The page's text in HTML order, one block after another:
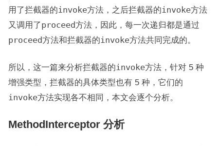
用了拦截器的invoke方法，之后拦截器的invoke方法
又调用了proceed方法，因此，每一次递归都是通过
proceed方法和拦截器的invoke方法共同完成的。
所以，这一篇来分析拦截器的invoke方法，针对 5 种
增强类型，拦截器的具体类型也有 5 种，它们的
invoke方法实现各不相同，本文会逐个分析。
MethodInterceptor 分析